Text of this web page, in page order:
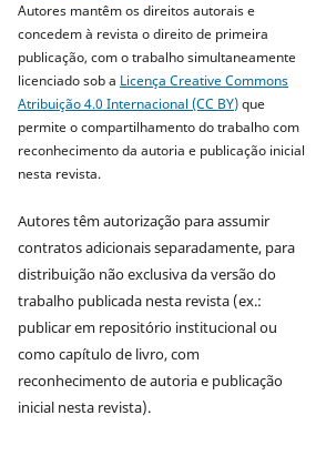
Autores mantêm os direitos autorais e
concedem à revista o direito de primeira
publicação, com o trabalho simultaneamente
licenciado sob a Licença Creative Commons
Atribuição 4.0 Internacional (CC BY)que
permite o compartilhamento do trabalho com
reconhecimento da autoria e publicação inicial
nesta revista.
Autores têm autorização para assumir
contratos adicionais separadamente, para
distribuição não exclusiva da versão do
trabalho publicada nesta revista (ex.:
publicar em repositório institucional ou
como capítulo de livro, com
reconhecimento de autoria e publicação
inicial nesta revista).